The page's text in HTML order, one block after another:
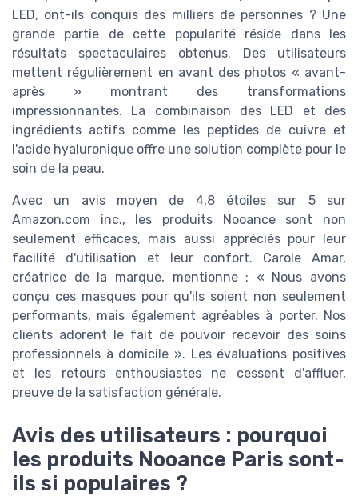
LED, ont-ils conquis des milliers de personnes ? Une
grande partie de cette popularité réside dans les
résultats spectaculaires obtenus. Des utilisateurs
mettent régulièrement en avant des photos « avant-
après » montrant des transformations
impressionnantes. La combinaison des LED et des
ingrédients actifs comme les peptides de cuivre et
l'acide hyaluronique offre une solution complète pour le
soin de la peau.
Avec un avis moyen de 4,8 étoiles sur 5 sur
Amazon.com inc., les produits Nooance sont non
seulement efficaces, mais aussi appréciés pour leur
facilité d'utilisation et leur confort. Carole Amar,
créatrice de la marque, mentionne : « Nous avons
conçu ces masques pour qu'ils soient non seulement
performants, mais également agréables à porter. Nos
clients adorent le fait de pouvoir recevoir des soins
professionnels à domicile ». Les évaluations positives
et les retours enthousiastes ne cessent d'affluer,
preuve de la satisfaction générale.
Avis des utilisateurs : pourquoi
les produits Nooance Paris sont-
ils si populaires ?